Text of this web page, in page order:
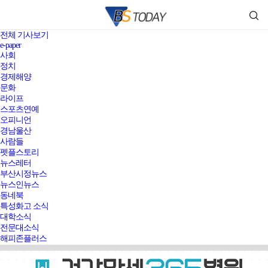
전체 기사보기
e-paper
사회
정치
경제해양
문화
라이프
스포츠연예
오피니언
경남울산
사람들
펫플스토리
뉴스레터
부산시정뉴스
뉴스인뉴스
동네북
특성화고 소식
대학소식
전문대소식
해피존플러스